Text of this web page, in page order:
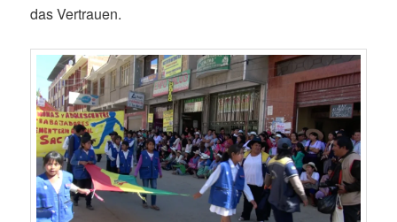
das Vertrauen.